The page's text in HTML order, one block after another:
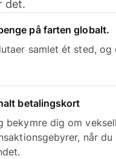
det.
på farten globalt.
samlet ét sted, og
betalingskort
bekymre dig om
når du